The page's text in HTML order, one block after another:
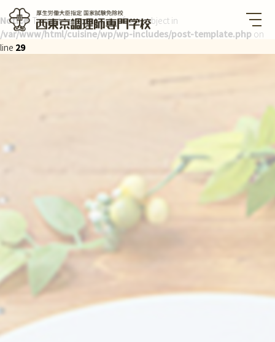
Notice: Trying to get property of non-object in
/var/www/html/cuisine/wp/wp-includes/post-template.php on
line 29
西東京調理師専門学校 厚生労